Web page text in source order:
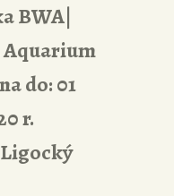
BWA|
do: 01
r.